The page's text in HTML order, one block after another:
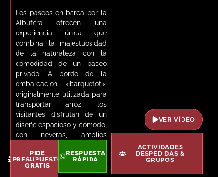
Los paseos en barca por la
Albufera ofrecen una
experiencia única que
combina la majestuosidad
de la naturaleza con la
comodidad de un paseo
privado. A bordo de la
embarcación «barquetot»,
originalmente utilizada para
transportar arroz, los
visitantes disfrutan de un
diseño espacioso y cómodo,
con neveras, amplios
mesa anclada al casco.
Estos paseos se distinguen
PIDE
PRESUPUESTO
GRATIS
RESPUESTA
RÁPIDA
VER VÍDEO
ACTIVIDADES
DESPEDIDAS &
GRUPOS